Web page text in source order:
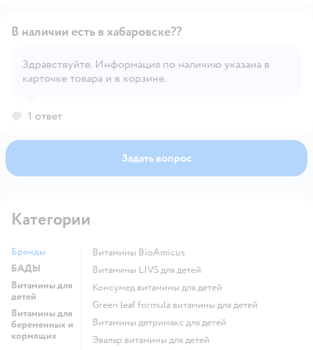
Открыть вопрос
В наличии есть в хабаровске??
Здравствуйте. Информация по наличию указана в
карточке товара и в корзине.
1 ответ
Задать вопрос
Категории
Бренды
БАДЫ
Витамины для
детей
Витамины для
беременных и
кормящих
Витамины BioAmicus
Витамины LIVS для детей
Консумед витамины для детей
Green leaf formula витамины для детей
Витамины детримакс для детей
Эвалар витамины для детей